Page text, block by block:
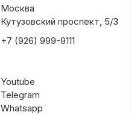
Москва
Кутузовский проспект, 5/3
+7 (926) 999-9111
Youtube
Telegram
Whatsapp